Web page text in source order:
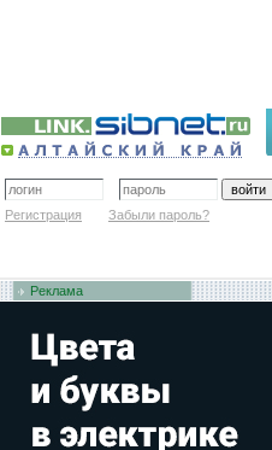
Регистрация Забыли пароль?
Реклама